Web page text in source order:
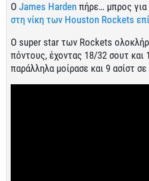
Ο James Harden πήρε… μπρος για
στη νίκη των Houston Rockets
O super star των Rockets
πόντους, έχοντας 18/32 σουτ
παράλληλα μοίρασε και 9 ασίστ